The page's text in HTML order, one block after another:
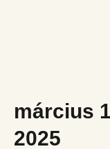
március
2025